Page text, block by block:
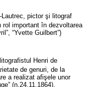
pictor şi litograf
important în dezvoltarea
“Yvette Guilbert”)
Henri de
de genuri, de la
a realizat afişele unor
(n.24.11.1864).